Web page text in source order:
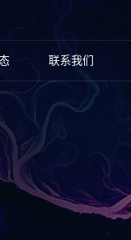
联系我们